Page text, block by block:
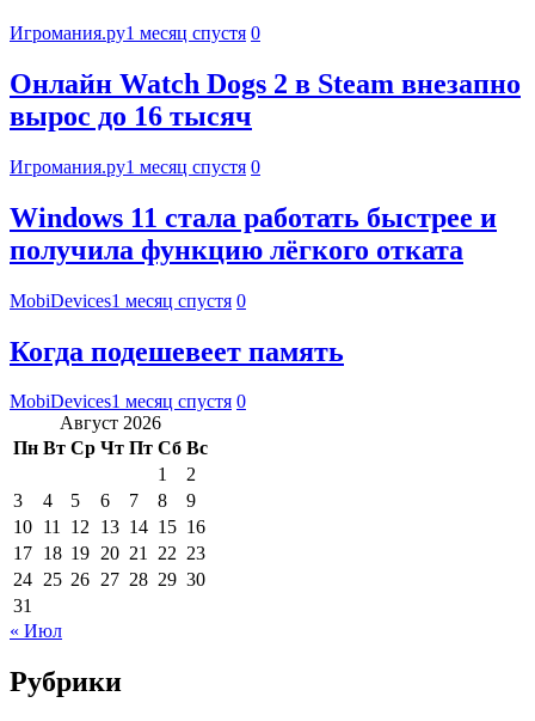
Игромания.ру1 месяц спустя 0
Онлайн Watch Dogs 2 в Steam внезапно
вырос до 16 тысяч
Игромания.ру1 месяц спустя 0
Windows 11 стала работать быстрее и
получила функцию лёгкого отката
MobiDevices1 месяц спустя 0
Когда подешевеет память
MobiDevices1 месяц спустя 0
Август 2026
Пн Вт Ср Чт Пт Сб Вс
1
2
3
4 5 6 7 8
9
10 11 12 13 14 15 16
17 18 19 20 21 22 23
24 25 26 27 28 29 30
31
« Июл
Рубрики